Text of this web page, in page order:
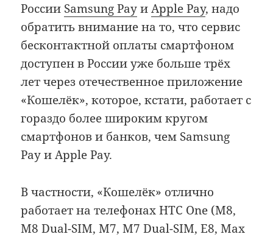
России Samsung PayиApple Pay, надо
обратить внимание на то, что сервис
бесконтактной оплаты смартфоном
доступен в России уже больше трёх
лет через отечественное приложение
«Кошелёк», которое, кстати, работает с
гораздо более широким кругом
смартфонов и банков, чем Samsung
Pay и Apple Pay.
В частности, «Кошелёк» отлично
работает на телефонах HTC One (M8,
M8 Dual-SIM, M7, M7 Dual-SIM, E8, Max